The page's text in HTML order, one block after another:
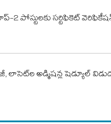
2 పోస్టులకు సర్టిఫికెట్
లాసెట్‌ల అడ్మిషన్ల షెడ్యూల్